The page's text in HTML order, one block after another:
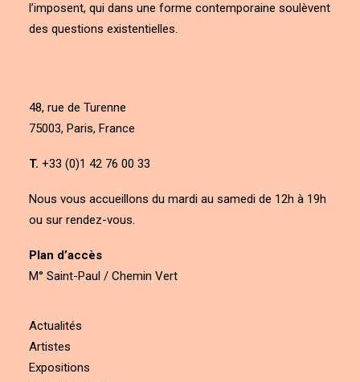
l’imposent, qui dans une forme contemporaine soulèvent
des questions existentielles.
48, rue de Turenne
75003, Paris, France
T. +33 (0)1 42 76 00 33
Nous vous accueillons du mardi au samedi de 12h à 19h
ou sur rendez-vous.
Plan d’accès
M° Saint-Paul / Chemin Vert
Actualités
Artistes
Expositions